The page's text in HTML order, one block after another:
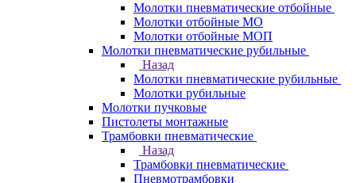
Молотки пневматические отбойные
Молотки отбойные МО
Молотки отбойные МОП
Молотки пневматические рубильные
Назад
Молотки пневматические рубильные
Молотки рубильные
Молотки пучковые
Пистолеты монтажные
Трамбовки пневматические
Назад
Трамбовки пневматические
Пневмотрамбовки